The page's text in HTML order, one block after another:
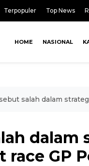
Terpopuler Top News
HOME NASIONAL
salah dalam
race GP